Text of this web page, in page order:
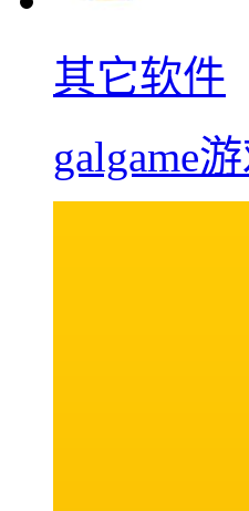
其它软件
galgame